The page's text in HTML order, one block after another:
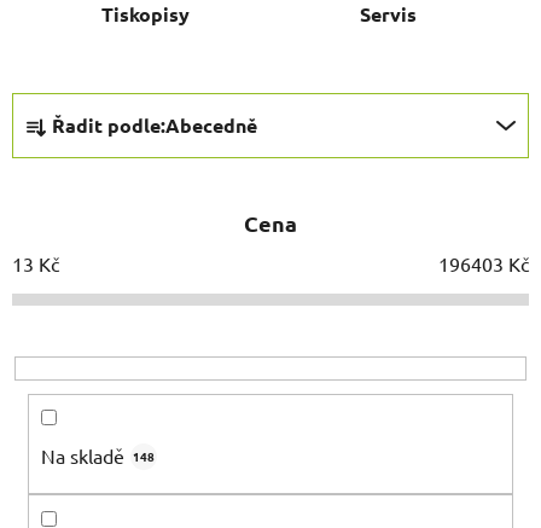
Tiskopisy Servis
Ř
z
í
p
o
d
Řadit podle:Abecedně
Cena
13 Kč 196403 Kč
Na skladě 148